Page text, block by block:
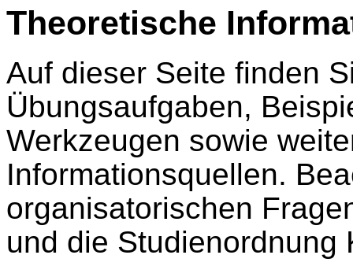
Theoretische
Auf dieser Seite finden
Übungsaufgaben,
Werkzeugen sowie
Informationsquellen.
organisatorischen
und die Studienordnung